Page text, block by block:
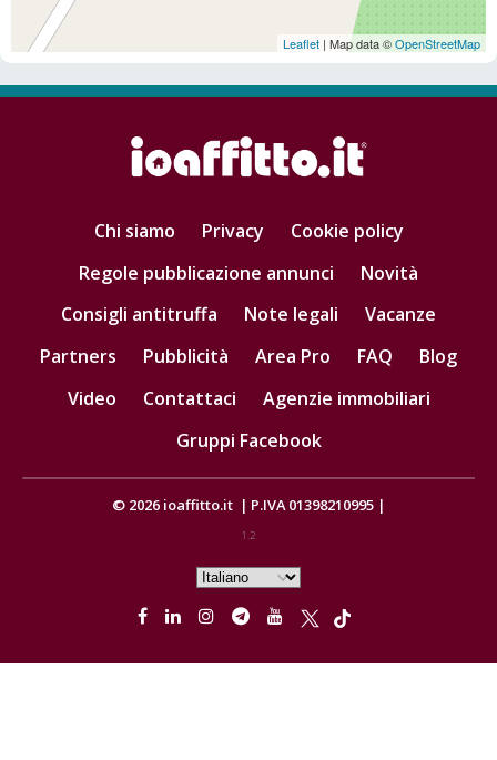
Leaflet | Map data ©OpenStreetMap
Chi siamo Privacy
Cookie policy
Regole pubblicazione annunci
Novità
Consigli antitruffa
Note legali
Vacanze
Partners
Pubblicità Area Pro FAQ
Blog
Video
Contattaci
Agenzie immobiliari
Gruppi Facebook
© 2026 ioaffitto.it | P.IVA 01398210995 |
1.2